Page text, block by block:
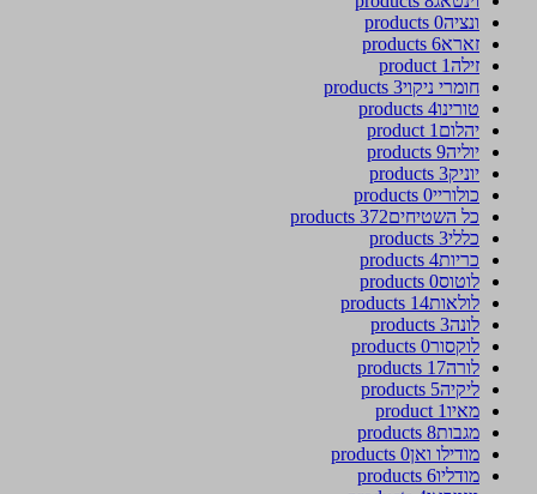
ונציה0 products
זארא6 products
זילה1 product
חומרי ניקוי3 products
טורינו4 products
יהלום 1 product
יוליה9 products
יוניק3 products
כולוריי0 products
כל השטיחים372 products
כללי3 products
כריות4 products
לוטוס0 products
לולאות14 products
לונה3 products
לוקסור0 products
לורה17 products
ליקיה5 products
מאיו1 product
מגבות8 products
מודילו ואן0 products
מודליו6 products